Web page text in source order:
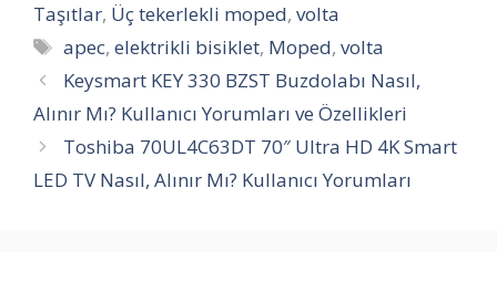
Taşıtlar, Üç tekerlekli moped, volta
Etiketler
apec,elektrikli bisiklet, Moped,volta
Keysmart KEY 330 BZST Buzdolabı Nasıl,
Alınır Mı? Kullanıcı Yorumları ve Özellikleri
Toshiba 70UL4C63DT 70″ Ultra HD 4K Smart
LED TV Nasıl, Alınır Mı? Kullanıcı Yorumları